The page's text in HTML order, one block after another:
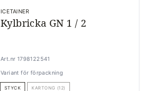
ICETAINER
Kylbricka GN 1 / 2
Art.nr 1798122541
Variant för förpackning
STYCK KARTONG (12)